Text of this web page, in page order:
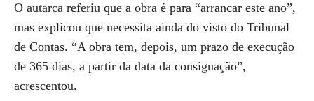
O autarca referiu que a obra é para “arrancar este ano”,
mas explicou que necessita ainda do visto do Tribunal
de Contas. “A obra tem, depois, um prazo de execução
de 365 dias, a partir da data da consignação”,
acrescentou.